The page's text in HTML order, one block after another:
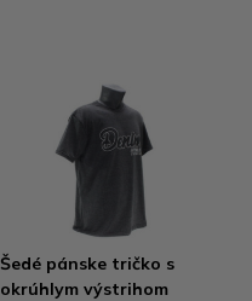
Šedé pánske tričko s
okrúhlym výstrihom